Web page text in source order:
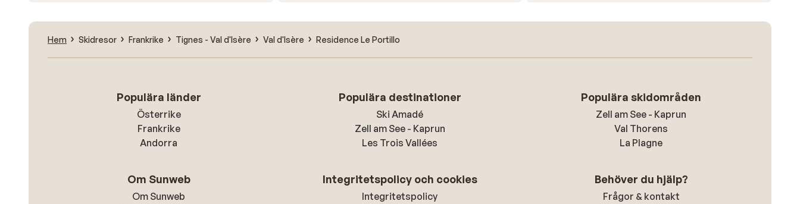
Hem Skidresor Frankrike Tignes - Val d'Isère Val d'Isère Residence Le Portillo
Populära länder
Österrike
Frankrike
Andorra
Populära destinationer
Ski Amadé
Zell am See - Kaprun
Les Trois Vallées
Populära skidområden
Zell am See - Kaprun
Val Thorens
La Plagne
Om Sunweb
Om Sunweb
Integritetspolicy och cookies
Integritetspolicy
Behöver du hjälp?
Frågor & kontakt